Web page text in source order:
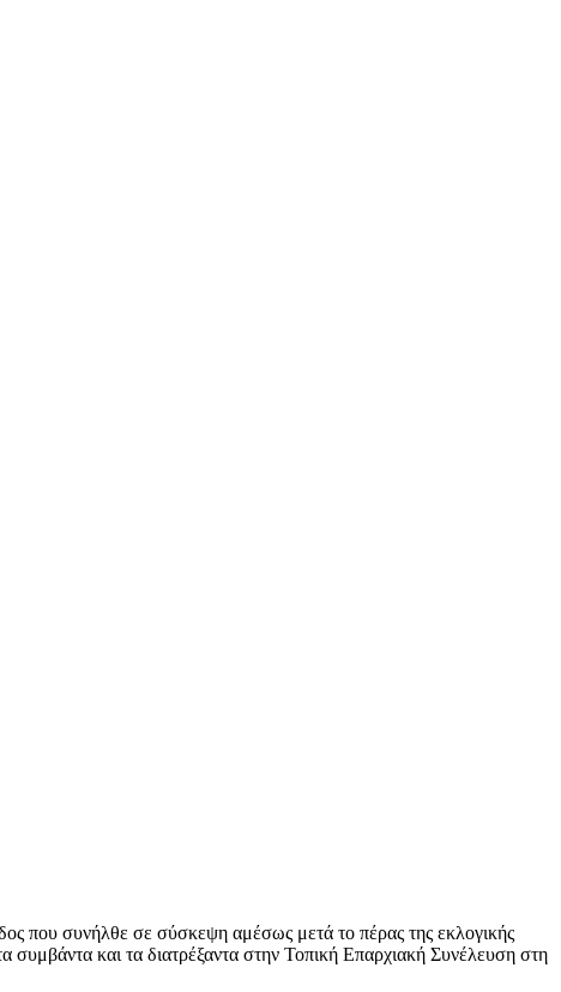
που συνήλθε σε σύσκεψη αμέσως μετά το πέρας της εκλογικής
συμβάντα και τα διατρέξαντα στην Τοπική Επαρχιακή Συνέλευση στη